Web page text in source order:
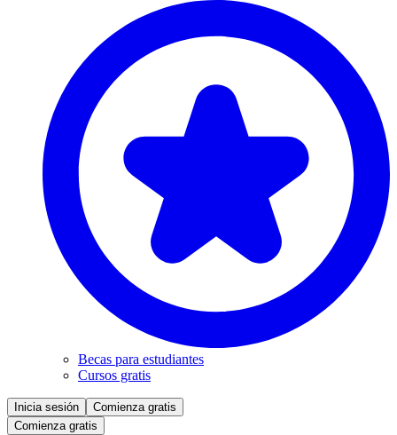
Becas para estudiantes
Cursos gratis
Inicia sesión
Comienza gratis
Comienza gratis